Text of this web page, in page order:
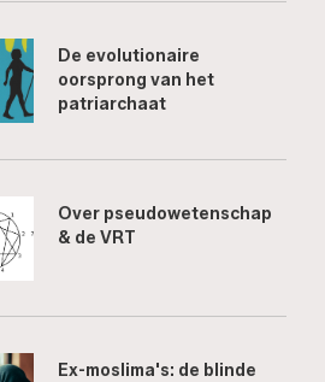
De evolutionaire
oorsprong van het
patriarchaat
Over pseudowetenschap
& de VRT
Ex-moslima's: de blinde